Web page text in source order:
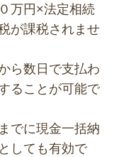
万円×法定相続
が課税されませ
ら数日で支払わ
ることが可能で
でに現金一括納
しても有効で